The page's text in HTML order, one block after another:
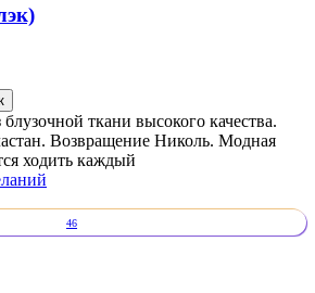
ткани высокого качества.
Возвращение Николь. Модная
ходить каждый
46